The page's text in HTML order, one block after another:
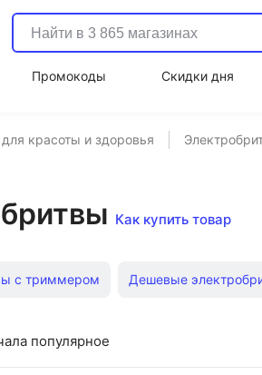
Промокоды Скидки дня
красоты и здоровья
Как купить товар
с триммером Дешевые
с триммером Philips
популярное